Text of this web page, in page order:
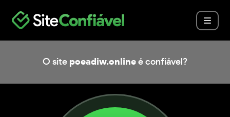
O site poeadiw.online é confiável?